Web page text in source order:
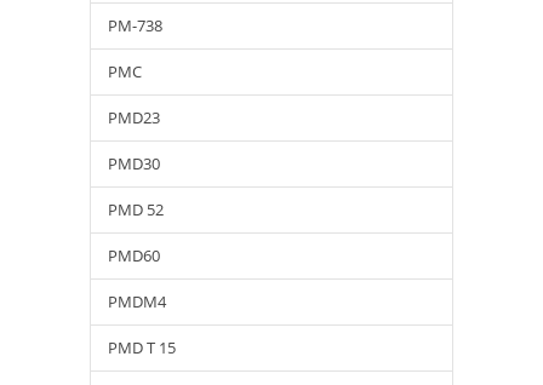
PM-738
PMC
PMD23
PMD30
PMD 52
PMD60
PMDM4
PMD T 15